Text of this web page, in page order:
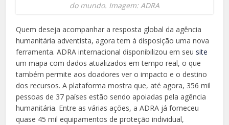
do mundo. Imagem: ADRA
Quem deseja acompanhar a resposta global da agência
humanitária adventista, agora tem à disposição uma nova
ferramenta. ADRA internacional disponibilizou em seu site
um mapa com dados atualizados em tempo real, o que
também permite aos doadores ver o impacto e o destino
dos recursos. A plataforma mostra que, até agora, 356 mil
pessoas de 37 países estão sendo apoiadas pela agência
humanitária. Entre as várias ações, a ADRA já forneceu
quase 45 mil equipamentos de proteção individual,